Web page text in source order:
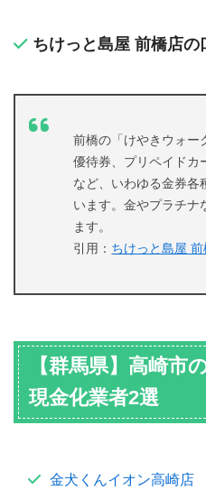
ちけっと島屋 前橋店の
前橋の「けやきウォー
優待券、プリペイドカ
など、いわゆる金券各
います。金やプラチナ
ます。
引用： ちけっと島屋
【群馬県】高崎市
現金化業者2選
金犬くんイオン高崎店